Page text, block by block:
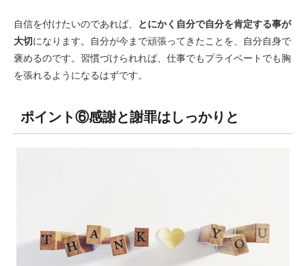
自信を付けたいのであれば、
とにかく自分で自分を肯定する事が
大切になります。自分が今まで頑張ってきたことを、自分自身で
褒めるのです。習慣づけられれば、仕事でもプライベートでも胸
を張れるようになるはずです。
ポイント⑥感謝と謝罪はしっかりと